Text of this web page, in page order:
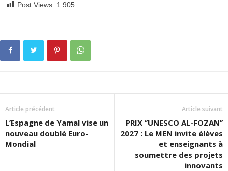
Post Views: 1 905
Article précédent
L’Espagne de Yamal vise un
nouveau doublé Euro-
Mondial
Article suivant
PRIX ‘’UNESCO AL-FOZAN’’
2027 : Le MEN invite élèves
et enseignants à
soumettre des projets
innovants